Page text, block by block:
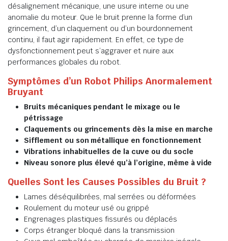
désalignement mécanique, une usure interne ou une
anomalie du moteur. Que le bruit prenne la forme d’un
grincement, d’un claquement ou d’un bourdonnement
continu, il faut agir rapidement. En effet, ce type de
dysfonctionnement peut s’aggraver et nuire aux
performances globales du robot.
Symptômes d’un Robot Philips Anormalement
Bruyant
Bruits mécaniques pendant le mixage ou le
pétrissage
Claquements ou grincements dès la mise en marche
Sifflement ou son métallique en fonctionnement
Vibrations inhabituelles de la cuve ou du socle
Niveau sonore plus élevé qu’à l’origine, même à vide
Quelles Sont les Causes Possibles du Bruit ?
Lames déséquilibrées, mal serrées ou déformées
Roulement du moteur usé ou grippé
Engrenages plastiques fissurés ou déplacés
Corps étranger bloqué dans la transmission